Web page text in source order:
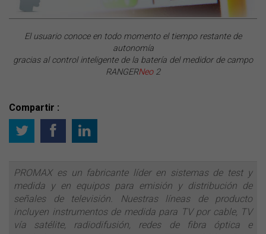
El usuario conoce en todo momento el tiempo restante de
autonomía
gracias al control inteligente de la batería del medidor de campo
RANGERNeo2
Compartir :
PROMAX es un fabricante líder en sistemas de test y
medida y en equipos para emisión y distribución de
señales de televisión. Nuestras líneas de producto
incluyen instrumentos de medida para TV por cable, TV
vía satélite, radiodifusión, redes de fibra óptica e